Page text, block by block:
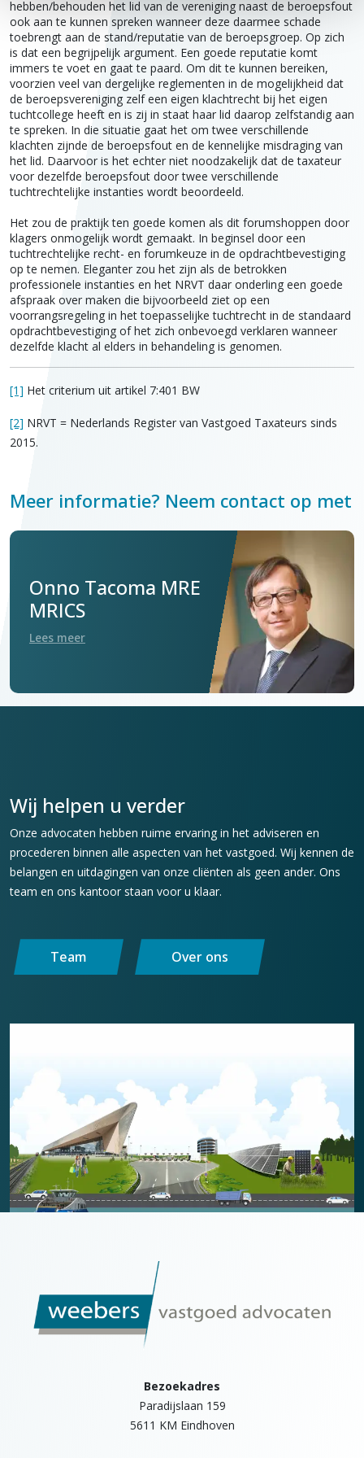
hebben/behouden het lid van de vereniging naast de beroepsfout
ook aan te kunnen spreken wanneer deze daarmee schade
toebrengt aan de stand/reputatie van de beroepsgroep. Op zich
is dat een begrijpelijk argument. Een goede reputatie komt
immers te voet en gaat te paard. Om dit te kunnen bereiken,
voorzien veel van dergelijke reglementen in de mogelijkheid dat
de beroepsvereniging zelf een eigen klachtrecht bij het eigen
tuchtcollege heeft en is zij in staat haar lid daarop zelfstandig aan
te spreken. In die situatie gaat het om twee verschillende
klachten zijnde de beroepsfout en de kennelijke misdraging van
het lid. Daarvoor is het echter niet noodzakelijk dat de taxateur
voor dezelfde beroepsfout door twee verschillende
tuchtrechtelijke instanties wordt beoordeeld.
Het zou de praktijk ten goede komen als dit forumshoppen door
klagers onmogelijk wordt gemaakt. In beginsel door een
tuchtrechtelijke recht- en forumkeuze in de opdrachtbevestiging
op te nemen. Eleganter zou het zijn als de betrokken
professionele instanties en het NRVT daar onderling een goede
afspraak over maken die bijvoorbeeld ziet op een
voorrangsregeling in het toepasselijke tuchtrecht in de standaard
opdrachtbevestiging of het zich onbevoegd verklaren wanneer
dezelfde klacht al elders in behandeling is genomen.
[1] Het criterium uit artikel 7:401 BW
[2] NRVT = Nederlands Register van Vastgoed Taxateurs sinds
2015.
Meer informatie? Neem contact op met
Onno Tacoma MRE
MRICS
Lees meer
Wij helpen u verder
Onze advocaten hebben ruime ervaring in het adviseren en
procederen binnen alle aspecten van het vastgoed. Wij kennen de
belangen en uitdagingen van onze cliënten als geen ander. Ons
team en ons kantoor staan voor u klaar.
Team Over ons
Bezoekadres
Paradijslaan 159
5611 KM Eindhoven